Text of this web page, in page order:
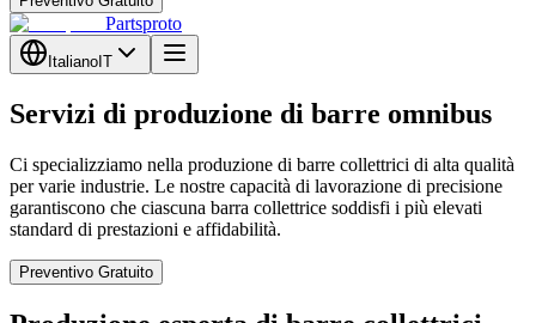
Partsproto
Italiano IT
Servizi di produzione di barre omnibus
Ci specializziamo nella produzione di barre collettrici di alta qualità
per varie industrie. Le nostre capacità di lavorazione di precisione
garantiscono che ciascuna barra collettrice soddisfi i più elevati
standard di prestazioni e affidabilità.
Preventivo Gratuito